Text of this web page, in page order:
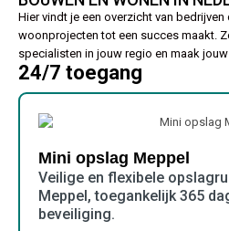
Hier vindt je een overzicht van
woonprojecten tot een succes maakt.
specialisten in jouw regio en maak
24/7 toegang
Mini opslag Meppel
Veilige en flexibele
Meppel, toegankelijk 365
beveiliging.